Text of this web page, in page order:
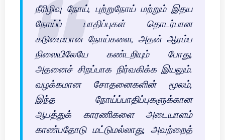
நீரிழிவு நோய், புற்றுநோய் மற்றும் இதய
நோய்ப் பாதிப்புகள் தொடர்பான
கடுமையான நோய்களை, அதன் ஆரம்ப
நிலையிலேயே கண்டறியும் போது,
அதனைச் சிறப்பாக நிர்வகிக்க இயலும்.
வழக்கமான சோதனைகளின் மூலம்,
இந்த நோய்ப்பாதிப்புகளுக்கான
ஆபத்துக் காரணிகளை அடையாளம்
காண்பதோடு மட்டுமல்லாது, அவற்றைத்